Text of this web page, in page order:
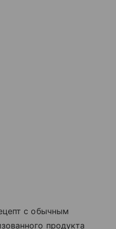
с обычным
продукта